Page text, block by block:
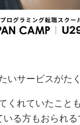
サービスがた
くれていたこと
る方もおられ